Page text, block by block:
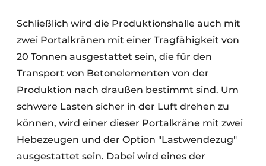
Schließlich wird die Produktionshalle auch mit
zwei Portalkränen mit einer Tragfähigkeit von
20 Tonnen ausgestattet sein, die für den
Transport von Betonelementen von der
Produktion nach draußen bestimmt sind. Um
schwere Lasten sicher in der Luft drehen zu
können, wird einer dieser Portalkräne mit zwei
Hebezeugen und der Option "Lastwendezug"
ausgestattet sein. Dabei wird eines der